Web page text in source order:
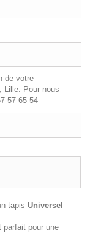
de votre
Lille. Pour nous
57 65 54
tapis Universel
parfait pour une